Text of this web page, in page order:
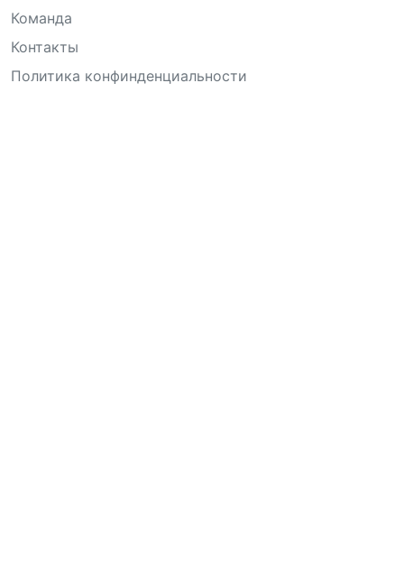
Команда
Контакты
Политика конфинденциальности